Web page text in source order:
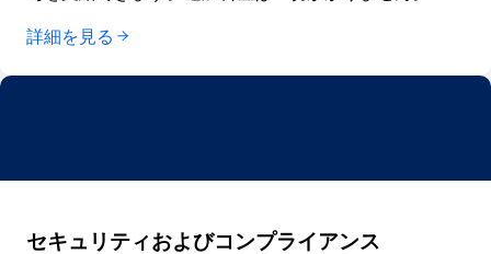
詳細を見る
セキュリティおよびコンプライアンス